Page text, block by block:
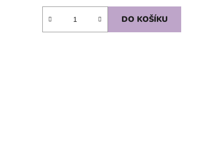
DO KOŠÍKU